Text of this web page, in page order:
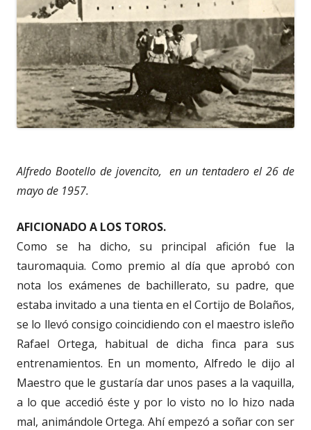
Alfredo Bootello de jovencito, en un tentadero el 26 de
mayo de 1957.
AFICIONADO A LOS TOROS.
Como se ha dicho, su principal afición fue la
tauromaquia. Como premio al día que aprobó con
nota los exámenes de bachillerato, su padre, que
estaba invitado a una tienta en el Cortijo de Bolaños,
se lo llevó consigo coincidiendo con el maestro isleño
Rafael Ortega, habitual de dicha finca para sus
entrenamientos. En un momento, Alfredo le dijo al
Maestro que le gustaría dar unos pases a la vaquilla,
a lo que accedió éste y por lo visto no lo hizo nada
mal, animándole Ortega. Ahí empezó a soñar con ser